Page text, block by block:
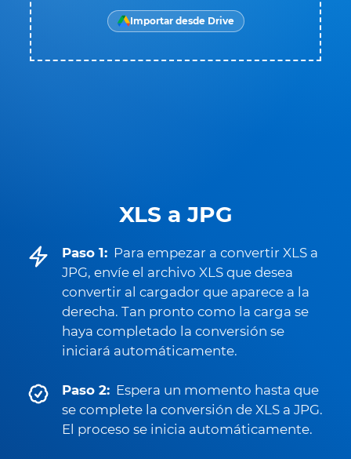
XLS a JPG
Paso 1: Para empezar a convertir XLS a
JPG, envíe el archivo XLS que desea
convertir al cargador que aparece a la
derecha. Tan pronto como la carga se
haya completado la conversión se
iniciará automáticamente.
Paso 2: Espera un momento hasta que
se complete la conversión de XLS a JPG.
El proceso se inicia automáticamente.
Importar desde Drive